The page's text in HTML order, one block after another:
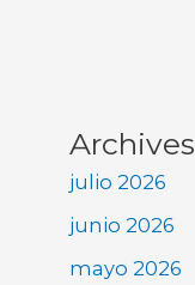
Archives
julio 2026
junio 2026
mayo 2026